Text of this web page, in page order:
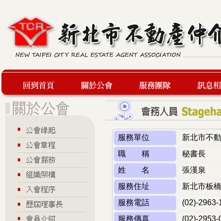
服務團隊 最新訊息
服務單位
新北市不
職 稱
秘書長
姓 名
張漢泉
服務住址
新北市板
服務電話
(02)-2963-
服務傳真
(02)-2953-